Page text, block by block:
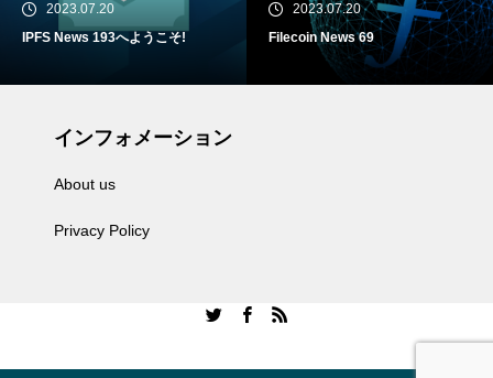
2023.07.20
IPFS News 193へようこそ!
2023.07.20
Filecoin News 69
インフォメーション
About us
Privacy Policy